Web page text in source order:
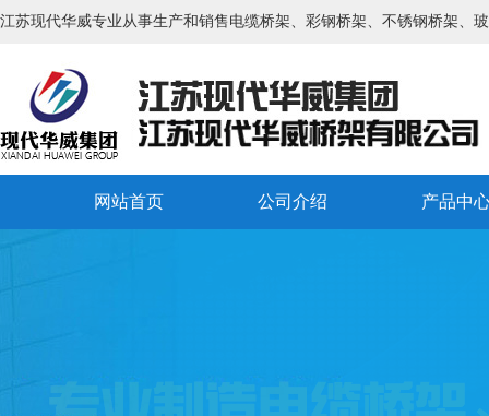
江苏现代华威专业从事生产和销售电缆桥架、彩钢桥架、不锈钢桥架、
网站首页 公司介绍 产品中